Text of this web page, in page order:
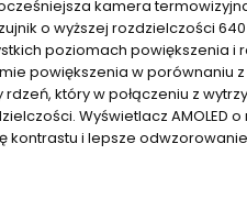
kamera
o wyższej rozdzielczości 640
poziomach powiększenia i
powiększenia w porównaniu
który w połączeniu z
Wyświetlacz AMOLED
kontrastu i lepsze